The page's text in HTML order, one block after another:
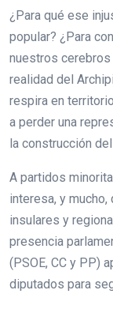
¿Para qué ese
popular? ¿Para
nuestros
realidad del
respira en
a perder una
la construcción
A partidos
interesa, y
insulares y
presencia
(PSOE, CC y PP)
diputados para